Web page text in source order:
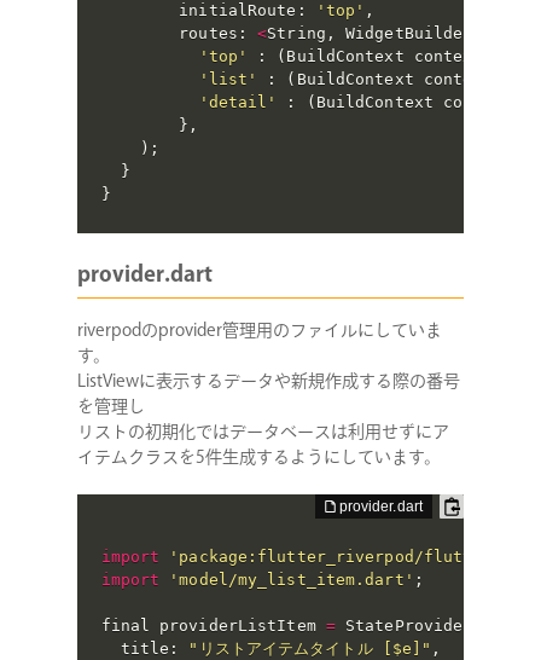
        initialRoute
: 'top' ,
        routes
: <String , WidgetBuilder
'top'
: ( BuildContext context
'list'
: ( BuildContext context
'detail'
: ( BuildContext context
} ,
) ;
}
}
provider.dart
riverpodのprovider管理用のファイルにしていま
す。
ListViewに表示するデータや新規作成する際の番号
を管理し
リストの初期化ではデータベースは利用せずにア
イテムクラスを5件生成するようにしています。
import
'package:flutter_riverpod/
import
'model/my_list_item.dart' ;
final providerListItem = StateProvider
  title
: "リストアイテムタイトル [$e]" ,